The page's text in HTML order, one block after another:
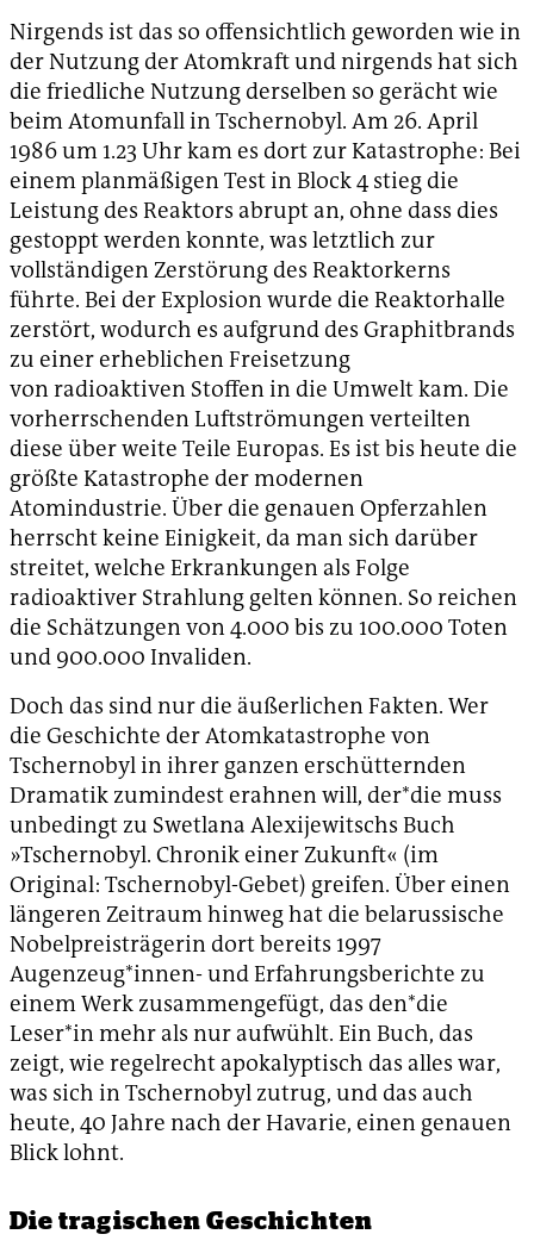
Nirgends ist das so offensichtlich geworden wie in
der Nutzung der Atomkraft und nirgends hat sich
die friedliche Nutzung derselben so gerächt wie
beim Atomunfall in Tschernobyl. Am 26. April
1986 um 1.23 Uhr kam es dort zur Katastrophe: Bei
einem planmäßigen Test in Block 4 stieg die
Leistung des Reaktors abrupt an, ohne dass dies
gestoppt werden konnte, was letztlich zur
vollständigen Zerstörung des Reaktorkerns
führte. Bei der Explosion wurde die Reaktorhalle
zerstört, wodurch es aufgrund des Graphitbrands
zu einer erheblichen Freisetzung
von radioaktiven Stoffen in die Umwelt kam. Die
vorherrschenden Luftströmungen verteilten
diese über weite Teile Europas. Es ist bis heute die
größte Katastrophe der modernen
Atomindustrie. Über die genauen Opferzahlen
herrscht keine Einigkeit, da man sich darüber
streitet, welche Erkrankungen als Folge
radioaktiver Strahlung gelten können. So reichen
die Schätzungen von 4.000 bis zu 100.000 Toten
und 900.000 Invaliden.
Doch das sind nur die äußerlichen Fakten. Wer
die Geschichte der Atomkatastrophe von
Tschernobyl in ihrer ganzen erschütternden
Dramatik zumindest erahnen will, der*die muss
unbedingt zu Swetlana Alexijewitschs Buch
»Tschernobyl. Chronik einer Zukunft« (im
Original: Tschernobyl-Gebet) greifen. Über einen
längeren Zeitraum hinweg hat die belarussische
Nobelpreisträgerin dort bereits 1997
Augenzeug*innen- und Erfahrungsberichte zu
einem Werk zusammengefügt, das den*die
Leser*in mehr als nur aufwühlt. Ein Buch, das
zeigt, wie regelrecht apokalyptisch das alles war,
was sich in Tschernobyl zutrug, und das auch
heute, 40 Jahre nach der Havarie, einen genauen
Blick lohnt.
Die tragischen Geschichten